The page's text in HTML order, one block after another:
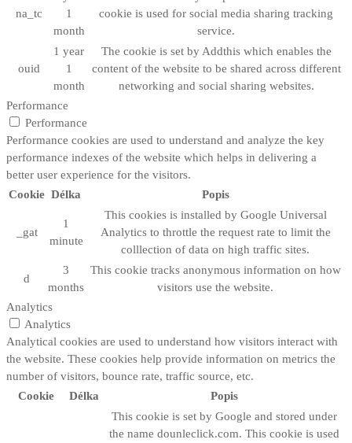
na_tc
1
month
cookie is used for social media sharing tracking
service.
ouid
1 year
1
month
The cookie is set by Addthis which enables the
content of the website to be shared across different
networking and social sharing websites.
Performance
Performance
Performance cookies are used to understand and analyze the key
performance indexes of the website which helps in delivering a
better user experience for the visitors.
Cookie Délka Popis
_gat
1
minute
This cookies is installed by Google Universal
Analytics to throttle the request rate to limit the
colllection of data on high traffic sites.
d
3
months
This cookie tracks anonymous information on how
visitors use the website.
Analytics
Analytics
Analytical cookies are used to understand how visitors interact with
the website. These cookies help provide information on metrics the
number of visitors, bounce rate, traffic source, etc.
Cookie
Délka Popis
This cookie is set by Google and stored under
the name dounleclick.com. This cookie is used